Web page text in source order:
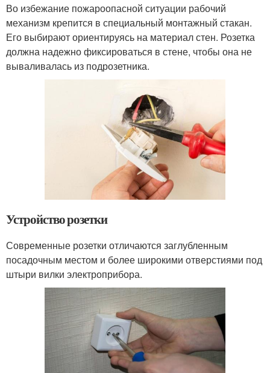
Во избежание пожароопасной ситуации рабочий
механизм крепится в специальный монтажный стакан.
Его выбирают ориентируясь на материал стен. Розетка
должна надежно фиксироваться в стене, чтобы она не
вываливалась из подрозетника.
Устройство розетки
Современные розетки отличаются заглубленным
посадочным местом и более широкими отверстиями под
штыри вилки электроприбора.